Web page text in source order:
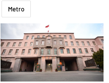
Metro